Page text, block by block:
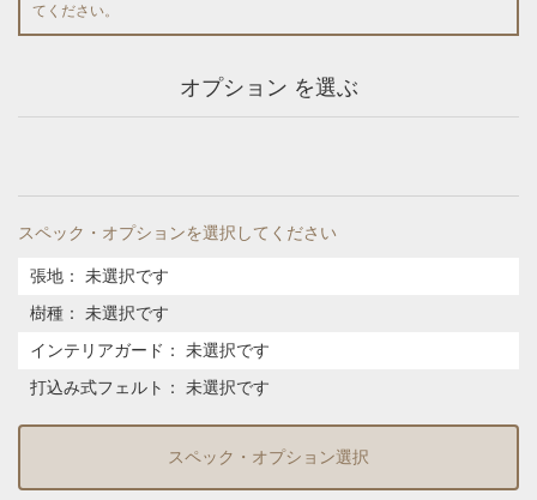
てください。
オプション を選ぶ
スペック・オプションを選択してください
張地 ：
未選択です
樹種 ：
未選択です
インテリアガード ：
未選択です
打込み式フェルト ： 未選択です
スペック・オプション選択